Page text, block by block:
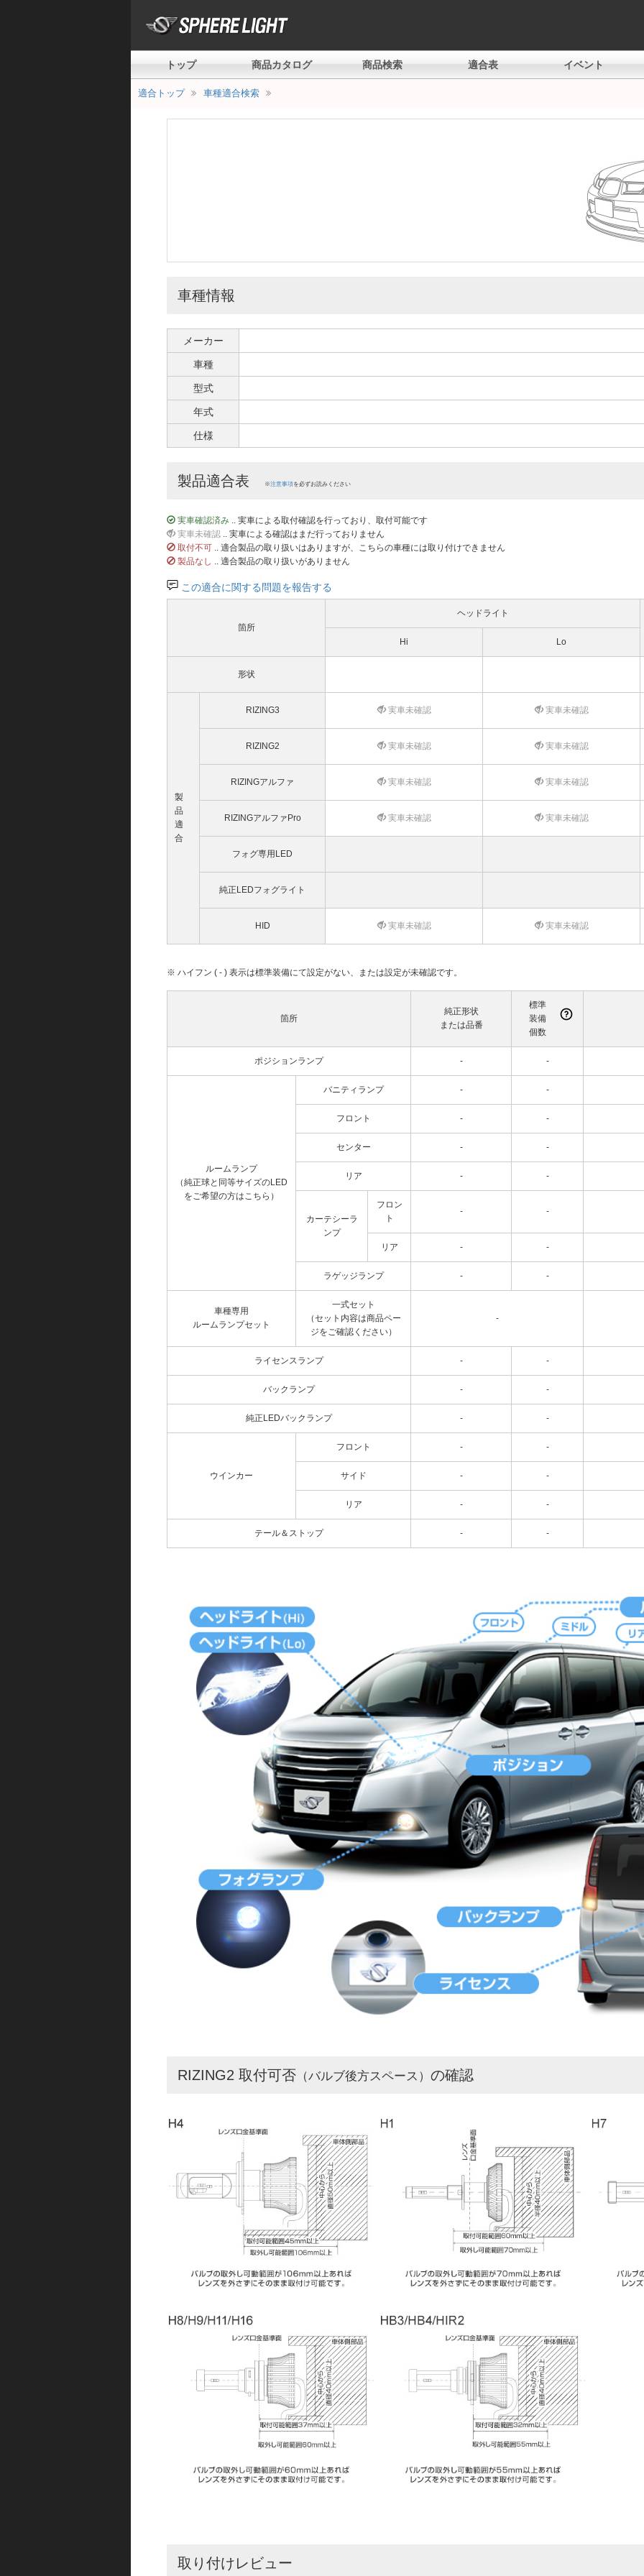
トップ 商品カタログ 商品検索 適合表 イベント
適合トップ 車種適合検索
車種情報
メーカー
車種
型式
年式
仕様
製品適合表 ※注意事項を必ずお読みください
実車確認済み .. 実車による取付確認を行っており、取付可能です
実車未確認 .. 実車による確認はまだ行っておりません
取付不可 .. 適合製品の取り扱いはありますが、こちらの車種には取り付けできません
製品なし .. 適合製品の取り扱いがありません
この適合に関する問題を報告する
箇所
ヘッドライト
Hi Lo
形状
製
品
適
合
RIZING3 実車未確認 実車未確認
RIZING2 実車未確認 実車未確認
RIZINGアルファ 実車未確認 実車未確認
RIZINGアルファPro 実車未確認 実車未確認
フォグ専用LED
純正LEDフォグライト
HID 実車未確認 実車未確認
※ ハイフン ( - ) 表示は標準装備にて設定がない、または設定が未確認です。
箇所
純正形状
または品番
標準
装備
個数
ポジションランプ - -
ルームランプ
（純正球と同等サイズのLED
をご希望の方はこちら）
バニティランプ - -
フロント - -
センター - -
リア - -
カーテシーラ
ンプ
フロン
ト
- -
リア - -
ラゲッジランプ - -
車種専用
ルームランプセット
一式セット
（セット内容は商品ペー
ジをご確認ください）
-
ライセンスランプ - -
バックランプ - -
純正LEDバックランプ - -
ウインカー
フロント - -
サイド - -
リア - -
テール＆ストップ - -
RIZING2 取付可否 （バルブ後方スペース） の確認
取り付けレビュー